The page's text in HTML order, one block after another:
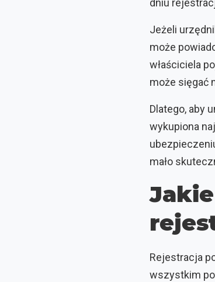
dniu
Jeżeli
może
właściciela
może sięgać
Dlatego, aby
wykupiona
mało
Rejestracja
wszystkim